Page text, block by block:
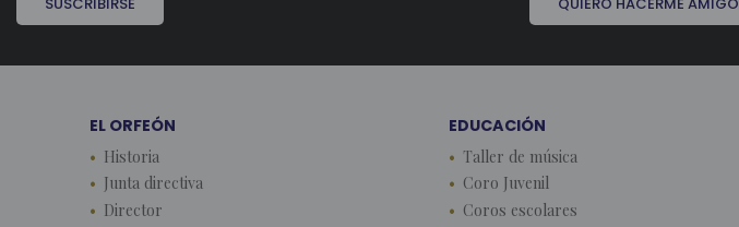
SUSCRIBIRSE QUIERO HACERME AMIGO
EL ORFEÓN
Historia
Junta directiva
Director
EDUCACIÓN
Taller de música
Coro Juvenil
Coros escolares